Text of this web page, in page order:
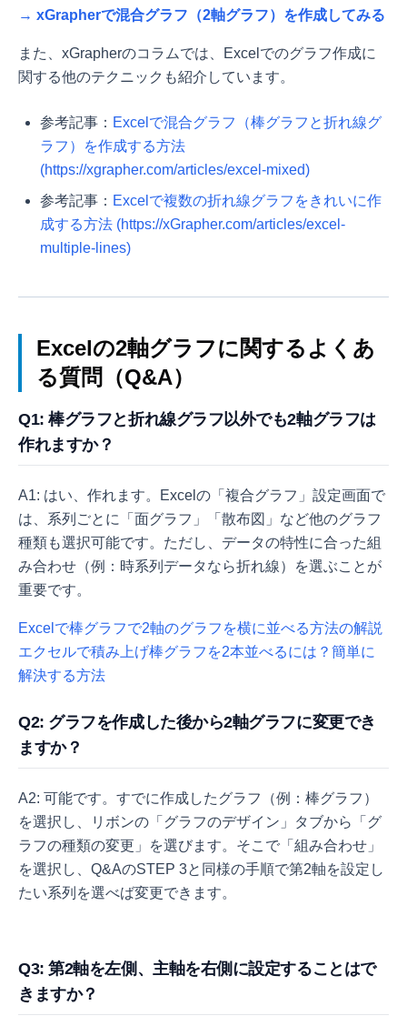
→ xGrapherで混合グラフ（2軸グラフ）を作成してみる
また、xGrapherのコラムでは、Excelでのグラフ作成に
関する他のテクニックも紹介しています。
参考記事： Excelで混合グラフ（棒グラフと折れ線グ
ラフ）を作成する方法
(https://xgrapher.com/articles/excel-mixed)
参考記事： Excelで複数の折れ線グラフをきれいに作
成する方法 (https://xGrapher.com/articles/excel-
multiple-lines)
Excelの2軸グラフに関するよくあ
る質問（Q&A）
Q1: 棒グラフと折れ線グラフ以外でも2軸グラフは
作れますか？
A1: はい、作れます。Excelの「複合グラフ」設定画面で
は、系列ごとに「面グラフ」「散布図」など他のグラフ
種類も選択可能です。ただし、データの特性に合った組
み合わせ（例：時系列データなら折れ線）を選ぶことが
重要です。
Excelで棒グラフで2軸のグラフを横に並べる方法の解説
エクセルで積み上げ棒グラフを2本並べるには？簡単に
解決する方法
Q2: グラフを作成した後から2軸グラフに変更でき
ますか？
A2: 可能です。すでに作成したグラフ（例：棒グラフ）
を選択し、リボンの「グラフのデザイン」タブから「グ
ラフの種類の変更」を選びます。そこで「組み合わせ」
を選択し、Q&AのSTEP 3と同様の手順で第2軸を設定し
たい系列を選べば変更できます。
Q3: 第2軸を左側、主軸を右側に設定することはで
きますか？